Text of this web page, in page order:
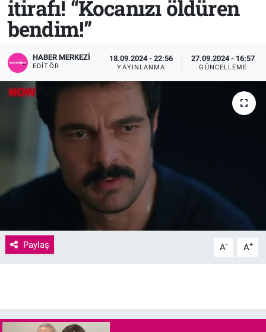
itirafı! “Kocanızı öldüren
bendim!”
HABER MERKEZI
EDITÖR
18.09.2024 - 22:56
YAYINLANMA
27.09.2024 - 16:57
GÜNCELLEME
Paylaş A- A+
Sağlık
Spor
Teknoloji
Tv Medya
KÜLTÜR SANAT